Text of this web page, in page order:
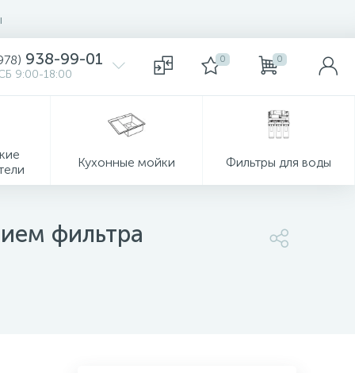
938-99-01
9:00-18:00
0 0
Кухонные мойки Фильтры для воды
фильтра